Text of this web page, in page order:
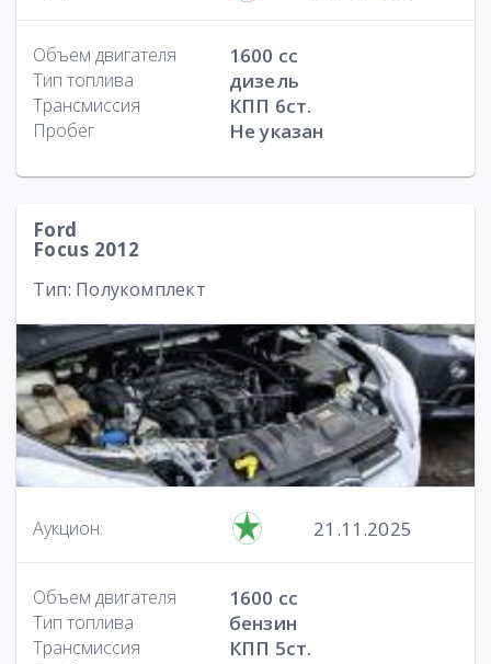
Объем двигателя 1600 cc
Тип топлива дизель
Трансмиссия КПП 6ст.
Пробег Не указан
Ford
Focus 2012
Тип: Полукомплект
Аукцион: 21.11.2025
Объем двигателя 1600 cc
Тип топлива бензин
Трансмиссия КПП 5ст.